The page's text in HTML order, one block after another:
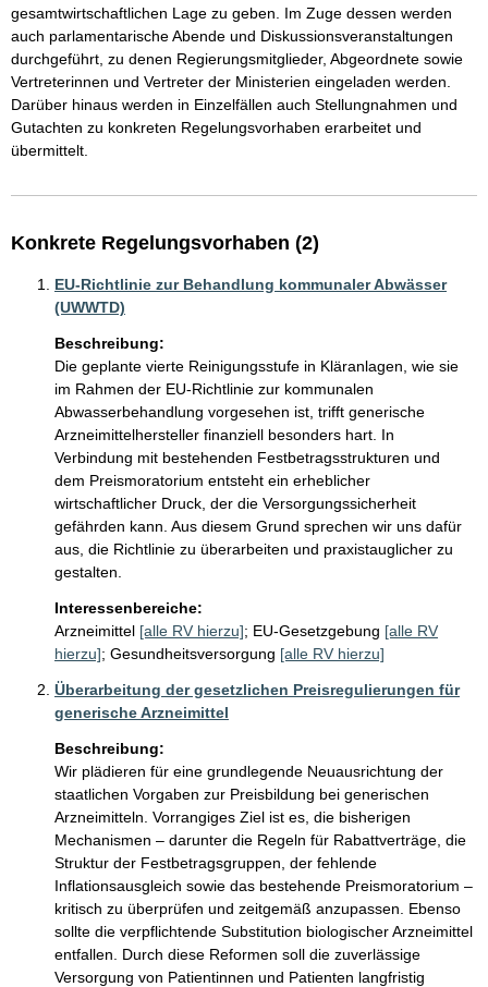
gesamtwirtschaftlichen Lage zu geben. Im Zuge dessen werden
auch parlamentarische Abende und Diskussionsveranstaltungen
durchgeführt, zu denen Regierungsmitglieder, Abgeordnete sowie
Vertreterinnen und Vertreter der Ministerien eingeladen werden.
Darüber hinaus werden in Einzelfällen auch Stellungnahmen und
Gutachten zu konkreten Regelungsvorhaben erarbeitet und
übermittelt.
Konkrete Regelungsvorhaben (2)
EU-Richtlinie zur Behandlung kommunaler Abwässer
(UWWTD)
Beschreibung:
Die geplante vierte Reinigungsstufe in Kläranlagen, wie sie
im Rahmen der EU-Richtlinie zur kommunalen
Abwasserbehandlung vorgesehen ist, trifft generische
Arzneimittelhersteller finanziell besonders hart. In
Verbindung mit bestehenden Festbetragsstrukturen und
dem Preismoratorium entsteht ein erheblicher
wirtschaftlicher Druck, der die Versorgungssicherheit
gefährden kann. Aus diesem Grund sprechen wir uns dafür
aus, die Richtlinie zu überarbeiten und praxistauglicher zu
gestalten.
Interessenbereiche:
Arzneimittel [alle RV hierzu]; EU-Gesetzgebung [alle RV
hierzu]; Gesundheitsversorgung [alle RV hierzu]
Überarbeitung der gesetzlichen Preisregulierungen für
generische Arzneimittel
Beschreibung:
Wir plädieren für eine grundlegende Neuausrichtung der
staatlichen Vorgaben zur Preisbildung bei generischen
Arzneimitteln. Vorrangiges Ziel ist es, die bisherigen
Mechanismen – darunter die Regeln für Rabattverträge, die
Struktur der Festbetragsgruppen, der fehlende
Inflationsausgleich sowie das bestehende Preismoratorium –
kritisch zu überprüfen und zeitgemäß anzupassen. Ebenso
sollte die verpflichtende Substitution biologischer Arzneimittel
entfallen. Durch diese Reformen soll die zuverlässige
Versorgung von Patientinnen und Patienten langfristig